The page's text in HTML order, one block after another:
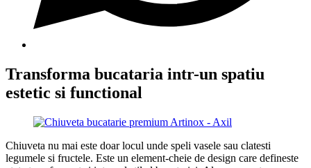
Transforma bucataria intr-un spatiu
estetic si functional
Chiuveta nu mai este doar locul unde speli vasele sau clatesti
legumele si fructele. Este un element-cheie de design care defineste